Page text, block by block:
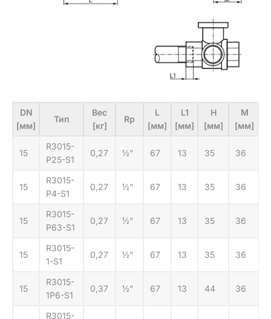
DN
[мм]
Тип
Вес
[кг]
Rp
L
[мм]
L1
[мм]
H
[мм]
М
[мм]
15
R3015-
P25-S1
0,27 ½” 67 13 35 36
15
R3015-
P4-S1
0,27 ½” 67 13 35 36
15
R3015-
P63-S1
0,27 ½” 67 13 35 36
15
R3015-
1-S1
0,27 ½” 67 13 35 36
15
R3015-
1P6-S1
0,37 ½” 67 13 44 36
R3015-